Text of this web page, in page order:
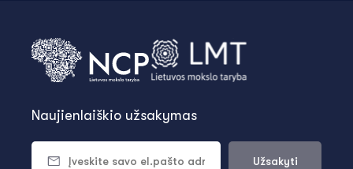
Naujienlaiškio užsakymas
Užsakyti